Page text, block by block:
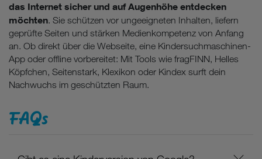
das Internet sicher und auf Augenhöhe entdecken
möchten. Sie schützen vor ungeeigneten Inhalten, liefern
geprüfte Seiten und stärken Medienkompetenz von Anfang
an. Ob direkt über die Webseite, eine Kindersuchmaschinen-
App oder offline vorbereitet: Mit Tools wie fragFINN, Helles
Köpfchen, Seitenstark, Klexikon oder Kindex surft dein
Nachwuchs im geschützten Raum.
FAQs